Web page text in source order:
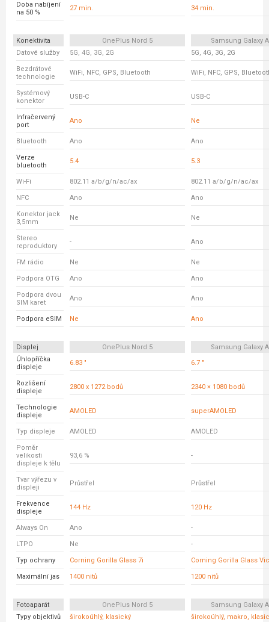
Doba nabíjení
na 50 %
27 min. 34 min.
Konektivita OnePlus Nord 5
Samsung Galaxy
Datové služby
5G, 4G, 3G, 2G 5G, 4G, 3G, 2G
Bezdrátové
technologie
WiFi, NFC, GPS, Bluetooth WiFi, NFC, GPS,
Systémový
konektor
USB-C USB-C
Infračervený
port
Ano Ne
Bluetooth Ano Ano
Verze
bluetooth
5.4 5.3
Wi-Fi 802.11 a/b/g/n/ac/ax 802.11 a/b/g/n/ac/ax
NFC Ano Ano
Konektor jack
3,5mm
Ne Ne
Stereo
reproduktory
- Ano
FM rádio Ne Ne
Podpora OTG Ano Ano
Podpora dvou
SIM karet
Ano Ano
Podpora eSIM Ne Ano
Displej OnePlus Nord 5
Samsung Galaxy
Úhlopříčka
displeje
6.83 " 6.7 "
Rozlišení
displeje
2800 x 1272 bodů 2340 × 1080 bodů
Technologie
displeje
AMOLED superAMOLED
Typ displeje AMOLED AMOLED
Poměr
velikosti
displeje k tělu
93,6 % -
Tvar výřezu v
displeji
Průstřel Průstřel
Frekvence
displeje
144 Hz 120 Hz
Always On Ano -
LTPO Ne -
Typ ochrany Corning Gorilla Glass 7i Corning Gorilla Glass
Maximální jas 1400 nitů 1200 nitů
Fotoaparát OnePlus Nord 5
Samsung Galaxy
Typy objektivů
širokoúhlý, klasický širokoúhlý, makro,